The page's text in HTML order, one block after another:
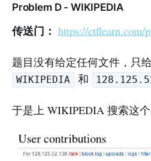
Problem D - WIKIPEDIA
传送门： https://ctflearn.com/
题目没有给定任何文件，只
WIKIPEDIA 和
于是上 WIKIPEDIA 搜索这